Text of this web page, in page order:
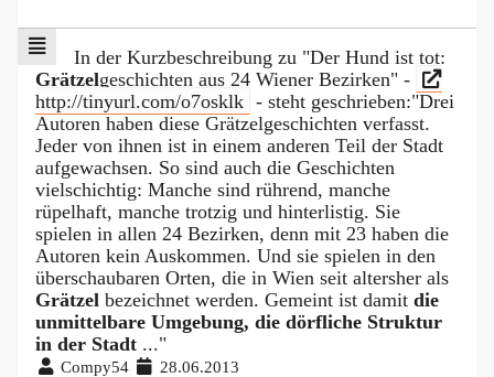
In der Kurzbeschreibung zu "Der Hund ist tot:
Grätzelgeschichten aus 24 Wiener Bezirken" -
http://tinyurl.com/o7osklk - steht geschrieben:"Drei
Autoren haben diese Grätzelgeschichten verfasst.
Jeder von ihnen ist in einem anderen Teil der Stadt
aufgewachsen. So sind auch die Geschichten
vielschichtig: Manche sind rührend, manche
rüpelhaft, manche trotzig und hinterlistig. Sie
spielen in allen 24 Bezirken, denn mit 23 haben die
Autoren kein Auskommen. Und sie spielen in den
überschaubaren Orten, die in Wien seit altersher als
Grätzel bezeichnet werden. Gemeint ist damit die
unmittelbare Umgebung, die dörfliche Struktur
in der Stadt ..."
Compy54 28.06.2013